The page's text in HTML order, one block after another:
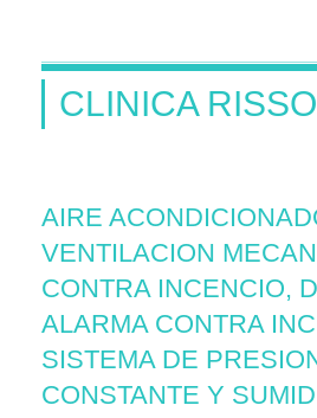
CLINICA RISSO
AIRE
VENTILACION
CONTRA INCENCIO,
ALARMA CONTRA
SISTEMA DE
CONSTANTE Y